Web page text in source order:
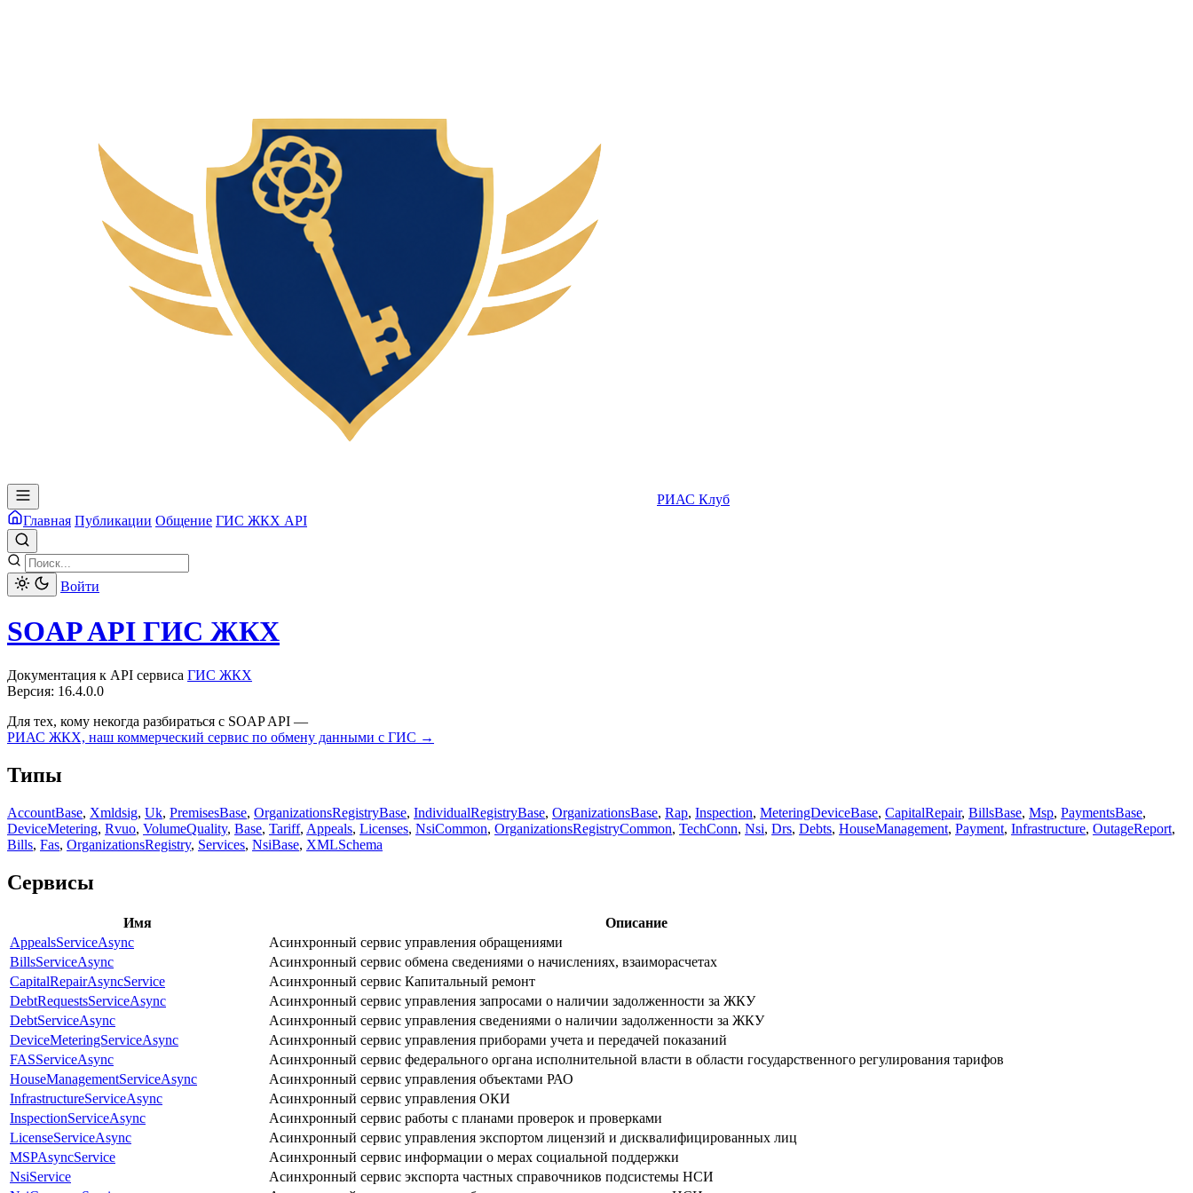
РИАС Клуб
Главная Публикации Общение ГИС ЖКХ API
Войти
SOAP API ГИС ЖКХ
Документация к API сервиса ГИС ЖКХ
Версия: 16.4.0.0
Для тех, кому некогда разбираться с SOAP API —
РИАС ЖКХ, наш коммерческий сервис по обмену данными с ГИС →
Типы
AccountBase, Xmldsig, Uk, PremisesBase, OrganizationsRegistryBase, IndividualRegistryBase, OrganizationsBase, Rap, Inspection, MeteringDeviceBase, CapitalRepair, BillsBase, Msp, PaymentsBase,
DeviceMetering, Rvuo, VolumeQuality, Base, Tariff, Appeals, Licenses, NsiCommon, OrganizationsRegistryCommon, TechConn, Nsi, Drs, Debts, HouseManagement, Payment, Infrastructure, OutageReport,
Bills, Fas, OrganizationsRegistry, Services, NsiBase, XMLSchema
Сервисы
Имя
Описание
AppealsServiceAsync
Асинхронный сервис управления обращениями
BillsServiceAsync
Асинхронный сервис обмена сведениями о начислениях, взаиморасчетах
CapitalRepairAsyncService
Асинхронный сервис Капитальный ремонт
DebtRequestsServiceAsync
Асинхронный сервис управления запросами о наличии задолженности за ЖКУ
DebtServiceAsync
Асинхронный сервис управления сведениями о наличии задолженности за ЖКУ
DeviceMeteringServiceAsync
Асинхронный сервис управления приборами учета и передачей показаний
FASServiceAsync
Асинхронный сервис федерального органа исполнительной власти в области государственного регулирования тарифов
HouseManagementServiceAsync
Асинхронный сервис управления объектами РАО
InfrastructureServiceAsync
Асинхронный сервис управления ОКИ
InspectionServiceAsync
Асинхронный сервис работы с планами проверок и проверками
LicenseServiceAsync
Асинхронный сервис управления экспортом лицензий и дисквалифицированных лиц
MSPAsyncService
Асинхронный сервис информации о мерах социальной поддержки
NsiService
Асинхронный сервис экспорта частных справочников подсистемы НСИ